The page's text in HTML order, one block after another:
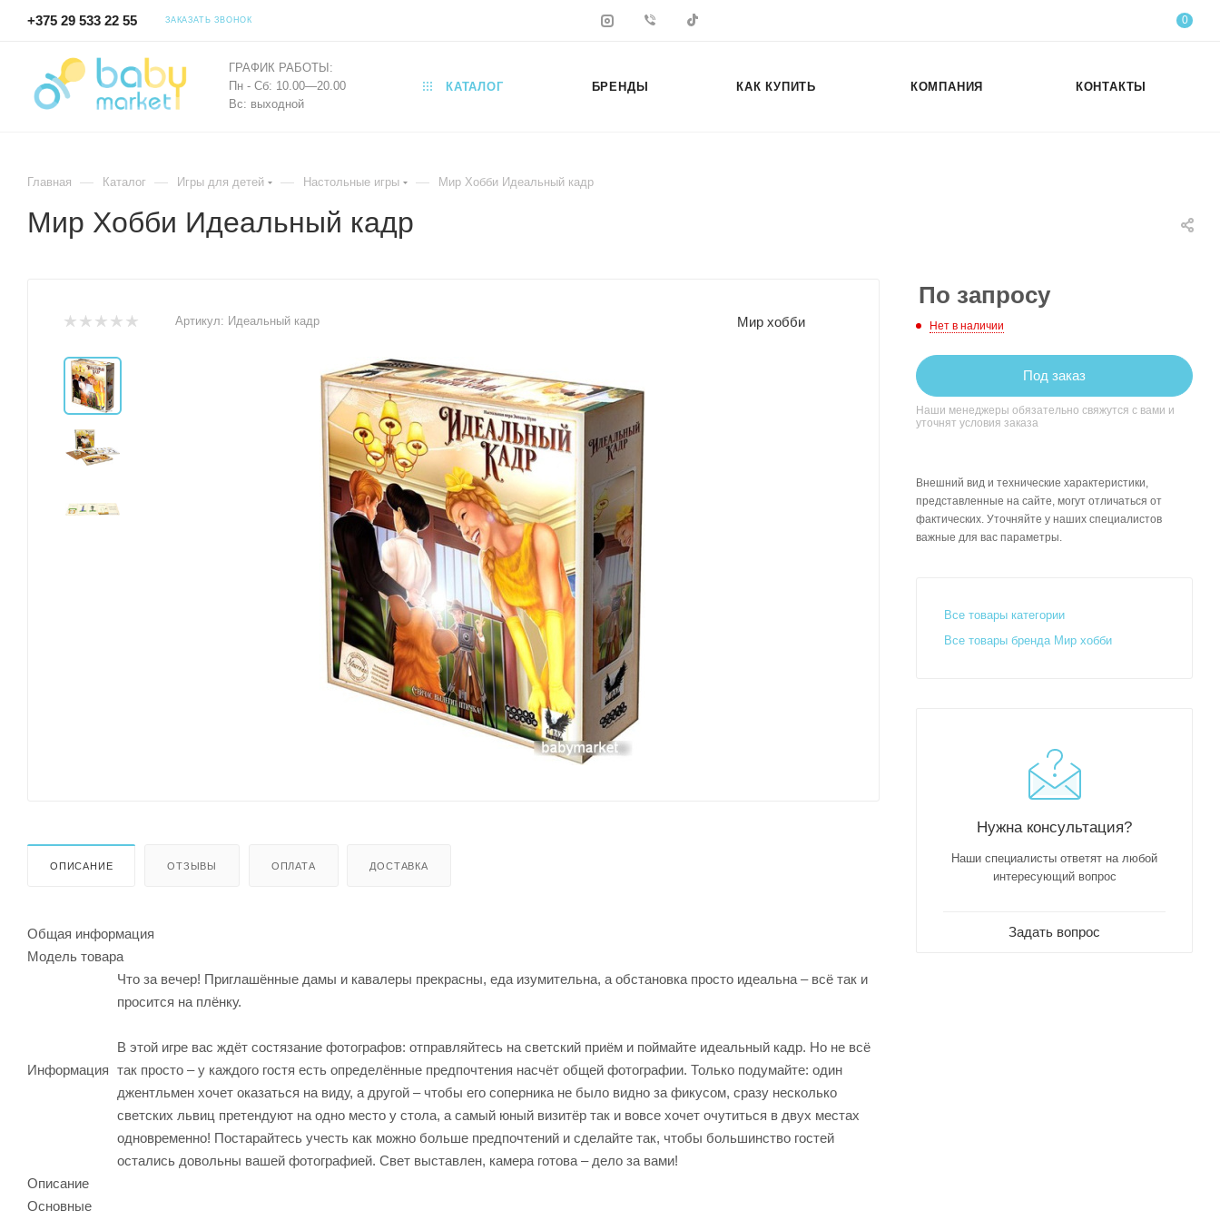
+375 29 533 22 55 ЗАКАЗАТЬ ЗВОНОК 0
ГРАФИК РАБОТЫ:
Пн - Сб: 10.00—20.00
Вс: выходной
КАТАЛОГ БРЕНДЫ КАК КУПИТЬ КОМПАНИЯ КОНТАКТЫ
Главная — Каталог — Игры для детей — Настольные игры — Мир Хобби Идеальный кадр
Мир Хобби Идеальный кадр
Артикул: Идеальный кадр Мир хобби
ОПИСАНИЕ ОТЗЫВЫ ОПЛАТА ДОСТАВКА
Общая информация
Модель товара
Информация
Что за вечер! Приглашённые дамы и кавалеры прекрасны, еда изумительна, а обстановка просто идеальна – всё так и
просится на плёнку.
В этой игре вас ждёт состязание фотографов: отправляйтесь на светский приём и поймайте идеальный кадр. Но не всё
так просто – у каждого гостя есть определённые предпочтения насчёт общей фотографии. Только подумайте: один
джентльмен хочет оказаться на виду, а другой – чтобы его соперника не было видно за фикусом, сразу несколько
светских львиц претендуют на одно место у стола, а самый юный визитёр так и вовсе хочет очутиться в двух местах
одновременно! Постарайтесь учесть как можно больше предпочтений и сделайте так, чтобы большинство гостей
остались довольны вашей фотографией. Свет выставлен, камера готова – дело за вами!
Описание
Основные
По запросу
Нет в наличии
Под заказ
Наши менеджеры обязательно свяжутся с вами и
уточнят условия заказа
Внешний вид и технические характеристики,
представленные на сайте, могут отличаться от
фактических. Уточняйте у наших специалистов
важные для вас параметры.
Все товары категории
Все товары бренда Мир хобби
Нужна консультация?
Наши специалисты ответят на любой
интересующий вопрос
Задать вопрос